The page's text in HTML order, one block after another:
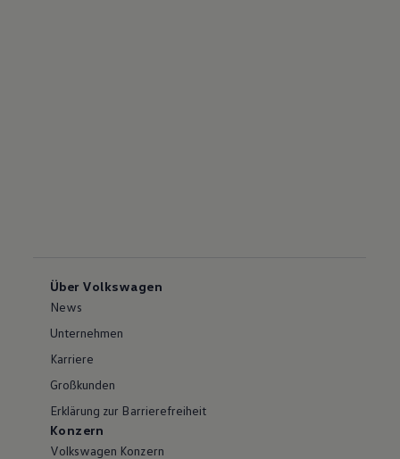
Über Volkswagen
News
Unternehmen
Karriere
Großkunden
Erklärung zur Barrierefreiheit
Konzern
Volkswagen Konzern